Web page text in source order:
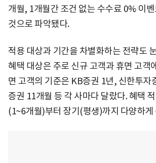
개월, 1개월간 조건 없는 수수료 0% 이
것으로 파악됐다.
적용 대상과 기간을 차별화하는 전략도
혜택 대상은 주로 신규 고객과 휴면 고객
면 고객의 기준은 KB증권 1년, 신한투자
증권 11개월 등 각 사마다 달랐다. 혜택
(1~6개월)부터 장기(평생)까지 다양하게